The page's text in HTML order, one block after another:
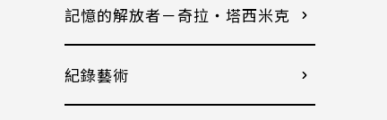
記憶的解放者－奇拉・塔西米克
紀錄藝術